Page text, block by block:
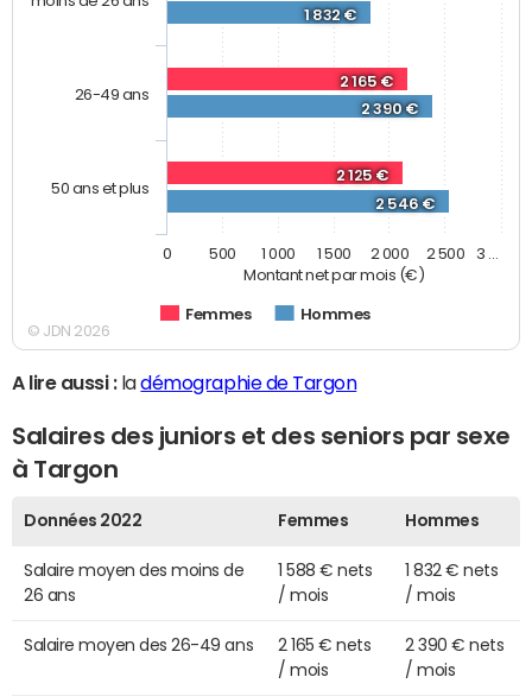
Montant net par mois (€)
2 165 €
2 125 €
1 832 €
2 390 €
2 546 €
Femmes Hommes
26-49 ans
50 ans et plus
0 500 1 000 1 500 2 000 2 500 3 …
© JDN 2026
A lire aussi :ladémographie de Targon
Salaires des juniors et des seniors par sexe
à Targon
Données 2022 Femmes Hommes
Salaire moyen des moins de
26 ans
1 588 € nets
/ mois
1 832 € nets
/ mois
Salaire moyen des 26-49 ans
2 165 € nets
/ mois
2 390 € nets
/ mois